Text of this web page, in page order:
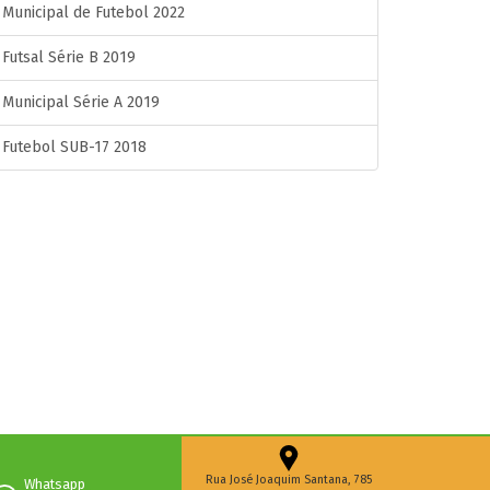
Municipal de Futebol 2022
Futsal Série B 2019
Municipal Série A 2019
Futebol SUB-17 2018
Whatsapp
Rua José Joaquim Santana, 785